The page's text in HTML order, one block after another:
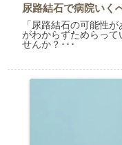
尿路結石で病院いく
「尿路結石の可能性
がわからずためらっ
せんか？･･･